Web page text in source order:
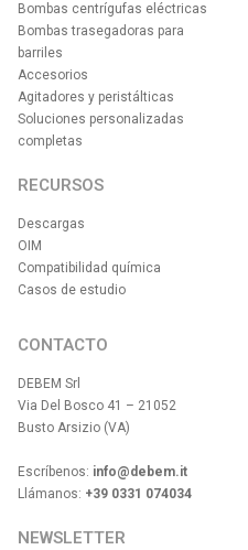
Bombas centrígufas eléctricas
Bombas trasegadoras para
barriles
Accesorios
Agitadores y peristálticas
Soluciones personalizadas
completas
RECURSOS
Descargas
OIM
Compatibilidad química
Casos de estudio
CONTACTO
DEBEM Srl
Via Del Bosco 41 – 21052
Busto Arsizio (VA)
Escríbenos: info@debem.it
Llámanos: +39 0331 074034
NEWSLETTER